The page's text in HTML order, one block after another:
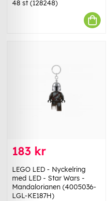
48 st (128248)
183 kr
LEGO LED - Nyckelring
med LED - Star Wars -
Mandalorianen (4005036-
LGL-KE187H)